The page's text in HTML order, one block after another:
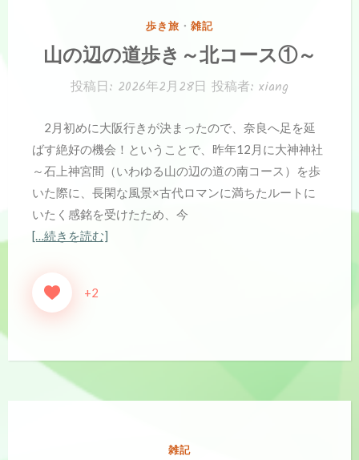
カ
テ
ゴ
リ
歩き旅 ・ 雑記
山の辺の道歩き～北コース①～
投稿日: 2026年2月28日 投稿者: xiang
2月初めに大阪行きが決まったので、奈良へ足を延
ばす絶好の機会！ということで、昨年12月に大神神社
～石上神宮間（いわゆる山の辺の道の南コース）を歩
いた際に、長閑な風景×古代ロマンに満ちたルートに
いたく感銘を受けたため、今
[…続きを読む]
+2
カ
雑記